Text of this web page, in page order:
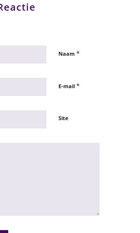
Naam *
E-mail *
Site